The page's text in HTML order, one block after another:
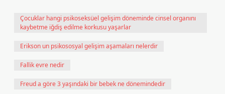
Çocuklar hangi psikoseksüel gelişim döneminde cinsel organını
kaybetme iğdiş edilme korkusu yaşarlar
Erikson un psikososyal gelişim aşamaları nelerdir
Fallik evre nedir
Freud a göre 3 yaşındaki bir bebek ne dönemindedir